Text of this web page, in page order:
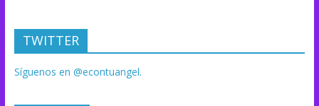
TWITTER
Síguenos en @econtuangel.